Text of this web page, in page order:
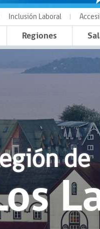
Inclusión Laboral
Regiones
de